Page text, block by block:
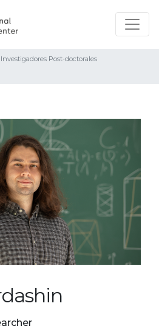
Investigadores Post-doctorales